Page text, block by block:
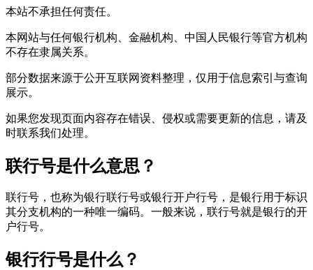
本站不承担任何责任。
本网站与任何银行机构、金融机构、中国人民银行等官方机构
不存在隶属关系。
部分数据来源于公开互联网资料整理，仅用于信息索引与查询
展示。
如果您发现页面内容存在错误、侵权或需要更新的信息，请及
时联系我们处理。
联行号是什么意思？
联行号，也称为银行联行号或银行开户行号，是银行用于标识
其分支机构的一种唯一编码。一般来说，联行号就是银行的开
户行号。
银行行号是什么？